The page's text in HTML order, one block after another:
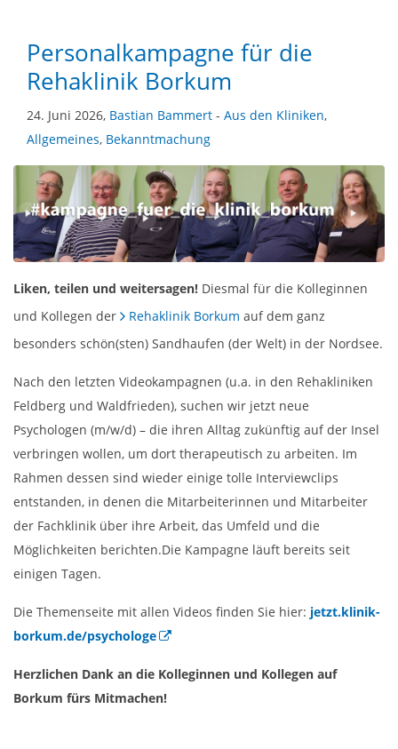
Personalkampagne für die
Rehaklinik Borkum
24. Juni 2026, Bastian Bammert - Aus den Kliniken,
Allgemeines, Bekanntmachung
Liken, teilen und weitersagen! Diesmal für die Kolleginnen
und Kollegen der
Rehaklinik Borkum auf dem ganz
besonders schön(sten) Sandhaufen (der Welt) in der Nordsee.
Nach den letzten Videokampagnen (u.a. in den Rehakliniken
Feldberg und Waldfrieden), suchen wir jetzt neue
Psychologen (m/w/d) – die ihren Alltag zukünftig auf der Insel
verbringen wollen, um dort therapeutisch zu arbeiten. Im
Rahmen dessen sind wieder einige tolle Interviewclips
entstanden, in denen die Mitarbeiterinnen und Mitarbeiter
der Fachklinik über ihre Arbeit, das Umfeld und die
Möglichkeiten berichten.Die Kampagne läuft bereits seit
einigen Tagen.
Die Themenseite mit allen Videos finden Sie hier: jetzt.klinik-
borkum.de/psychologe
Herzlichen Dank an die Kolleginnen und Kollegen auf
Borkum fürs Mitmachen!